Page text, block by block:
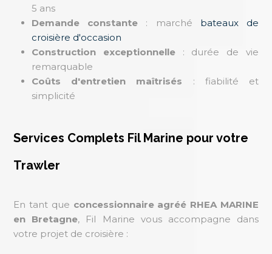
5 ans
Demande constante : marché bateaux de
croisière d'occasion
Construction exceptionnelle : durée de vie
remarquable
Coûts d'entretien maîtrisés : fiabilité et
simplicité
Services Complets Fil Marine pour votre
Trawler
En tant que concessionnaire agréé RHEA MARINE
en Bretagne, Fil Marine vous accompagne dans
votre projet de croisière :